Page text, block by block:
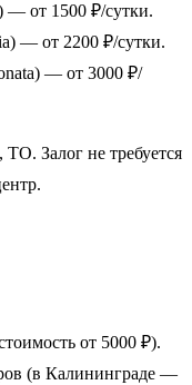
— от 1500 ₽/сутки.
— от 2200 ₽/сутки.
— от 3000 ₽/
ТО. Залог не требуется
от 5000 ₽).
(в Калининграде —